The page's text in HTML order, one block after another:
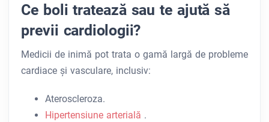
Ce boli tratează sau te ajută să
previi cardiologii?
Medicii de inimă pot trata o gamă largă de probleme
cardiace și vasculare, inclusiv:
Ateroscleroza.
Hipertensiune arterială .